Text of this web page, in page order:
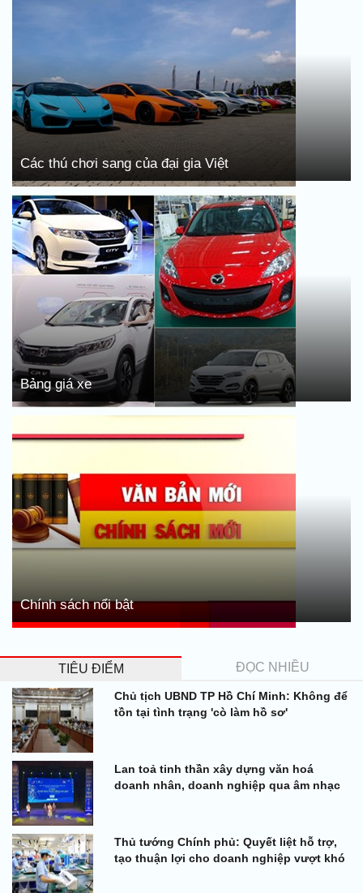
Các thú chơi sang của đại gia Việt
Bảng giá xe
Chính sách nổi bật
TIÊU ĐIỂM ĐỌC NHIỀU
Chủ tịch UBND TP Hồ Chí Minh: Không để
tồn tại tình trạng 'cò làm hồ sơ'
Lan toả tinh thần xây dựng văn hoá
doanh nhân, doanh nghiệp qua âm nhạc
Thủ tướng Chính phủ: Quyết liệt hỗ trợ,
tạo thuận lợi cho doanh nghiệp vượt khó